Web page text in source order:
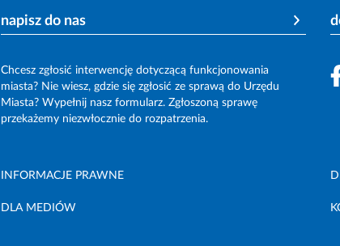
napisz do nas
Chcesz zgłosić interwencję dotyczącą funkcjonowania
miasta? Nie wiesz, gdzie się zgłosić ze sprawą do Urzędu
Miasta? Wypełnij nasz formularz. Zgłoszoną sprawę
przekażemy niezwłocznie do rozpatrzenia.
INFORMACJE PRAWNE
DLA MEDIÓW